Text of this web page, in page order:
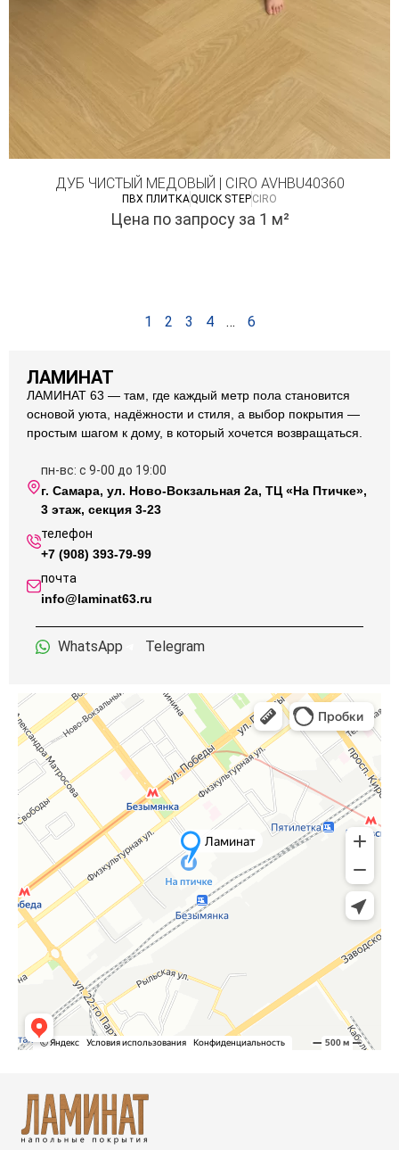
ДУБ ЧИСТЫЙ МЕДОВЫЙ | CIRO AVHBU40360
ПВХ ПЛИТКАQUICK STEPCIRO
Цена по запросу за 1 м²
1 2 3 4 … 6
ЛАМИНАТ
ЛАМИНАТ 63 — там, где каждый метр пола становится
основой уюта, надёжности и стиля, а выбор покрытия —
простым шагом к дому, в который хочется возвращаться.
пн-вс: с 9-00 до 19:00
г. Самара, ул. Ново-Вокзальная 2а, ТЦ «На Птичке»,
3 этаж, секция 3-23
телефон
+7 (908) 393-79-99
почта
info@laminat63.ru
WhatsApp Telegram